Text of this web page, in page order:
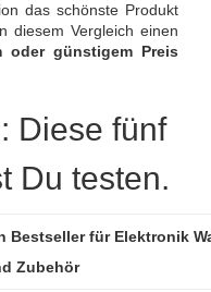
das schönste Produkt
diesem Vergleich einen
oder günstigem Preis
Diese fünf
Du testen.
Bestseller für Elektronik
Zubehör